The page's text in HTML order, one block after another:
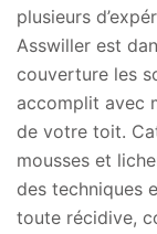
plusieurs
Asswiller est
couverture les
accomplit avec
de votre toit.
mousses et
des techniques
toute récidive,